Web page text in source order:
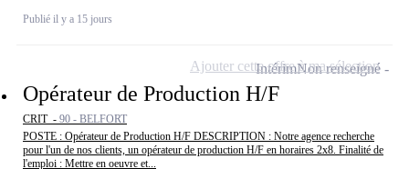
Publié il y a 15 jours
Opérateur de Production H/F
CRIT - 90 - BELFORT
POSTE : Opérateur de Production H/F DESCRIPTION : Notre agence recherche
pour l'un de nos clients, un opérateur de production H/F en horaires 2x8. Finalité de
l'emploi : Mettre en oeuvre et...
IntérimNon renseigné
Ajouter cette offre à ma sélection